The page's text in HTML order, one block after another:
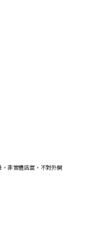
，非實體店面，不對外開